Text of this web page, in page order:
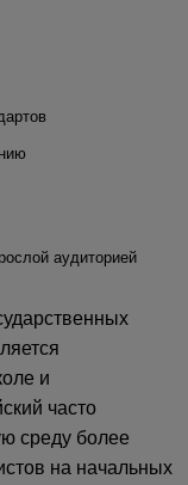
аудиторией
и
часто
среду более
на начальных